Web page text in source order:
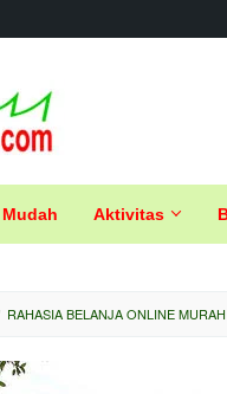
Aktivitas
RAHASIA BELANJA ONLINE